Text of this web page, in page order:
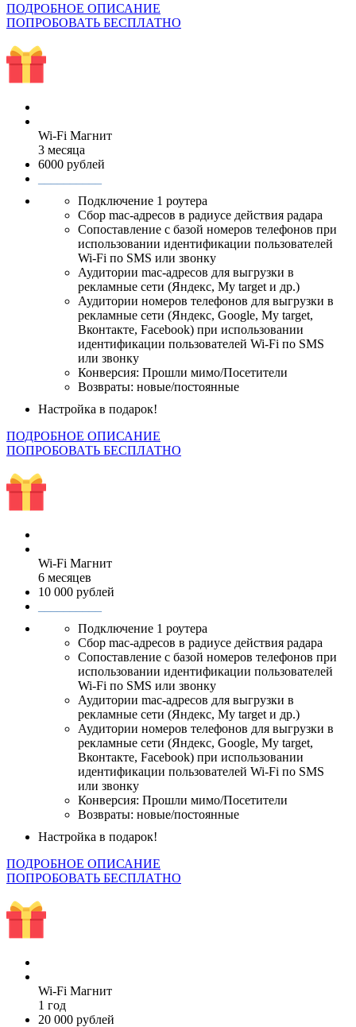
ПОДРОБНОЕ ОПИСАНИЕ
ПОПРОБОВАТЬ БЕСПЛАТНО
Wi-Fi Магнит
3 месяца
6000 рублей
Подключение 1 роутера
Сбор mac-адресов в радиусе действия радара
Сопоставление с базой номеров телефонов при
использовании идентификации пользователей
Wi-Fi по SMS или звонку
Аудитории mac-адресов для выгрузки в
рекламные сети (Яндекс, My target и др.)
Аудитории номеров телефонов для выгрузки в
рекламные сети (Яндекс, Google, My target,
Вконтакте, Facebook) при использовании
идентификации пользователей Wi-Fi по SMS
или звонку
Конверсия: Прошли мимо/Посетители
Возвраты: новые/постоянные
Настройка в подарок!
ПОДРОБНОЕ ОПИСАНИЕ
ПОПРОБОВАТЬ БЕСПЛАТНО
Wi-Fi Магнит
6 месяцев
10 000 рублей
Подключение 1 роутера
Сбор mac-адресов в радиусе действия радара
Сопоставление с базой номеров телефонов при
использовании идентификации пользователей
Wi-Fi по SMS или звонку
Аудитории mac-адресов для выгрузки в
рекламные сети (Яндекс, My target и др.)
Аудитории номеров телефонов для выгрузки в
рекламные сети (Яндекс, Google, My target,
Вконтакте, Facebook) при использовании
идентификации пользователей Wi-Fi по SMS
или звонку
Конверсия: Прошли мимо/Посетители
Возвраты: новые/постоянные
Настройка в подарок!
ПОДРОБНОЕ ОПИСАНИЕ
ПОПРОБОВАТЬ БЕСПЛАТНО
Wi-Fi Магнит
1 год
20 000 рублей